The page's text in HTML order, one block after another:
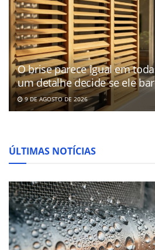
O brise parece igual em
um detalhe decide se ele
9 DE AGOSTO DE 2026
ÚLTIMAS NOTÍCIAS